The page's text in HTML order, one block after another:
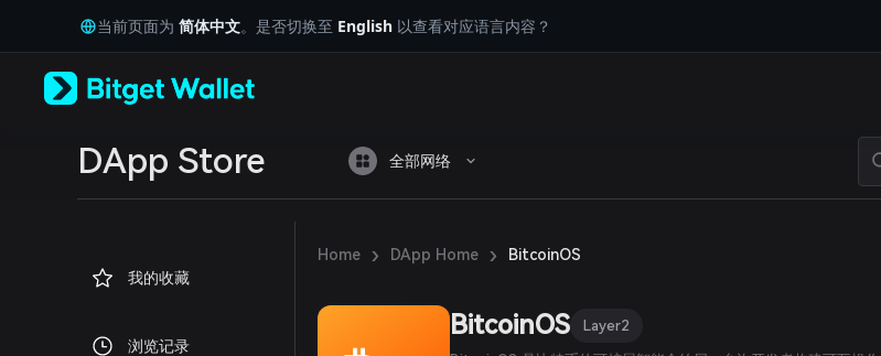
Tiếng Việt
Русский
Español (Latinoamérica)
Português (Portugal)
Bahasa Indonesia
当前页面为 简体中文。是否切换至 English 以查看对应语言内容？
DApp Store 全部网络
我的收藏
浏览记录
Home › DApp Home › BitcoinOS
BitcoinOS Layer2